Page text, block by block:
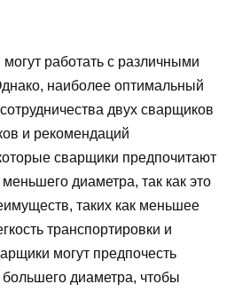
работать с различными
наиболее оптимальный
двух сварщиков
и рекомендаций
сварщики предпочитают
диаметра, так как это
таких как меньшее
транспортировки и
могут предпочесть
большего диаметра, чтобы